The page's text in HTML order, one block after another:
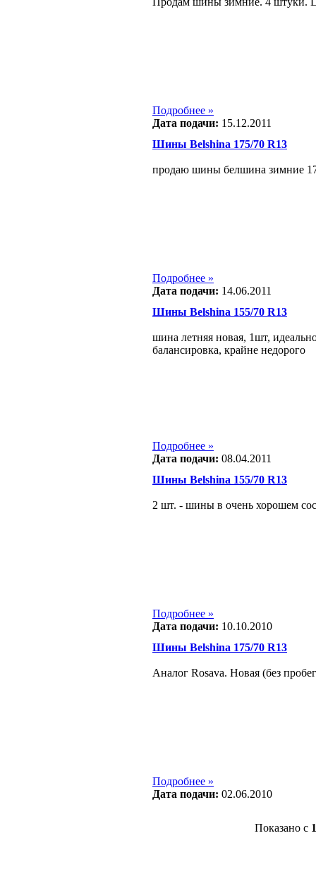
Подробнее »
Дата подачи: 15.12.2011
Шины Belshina 175/70 R13
продаю шины белшина зимние
Подробнее »
Дата подачи: 14.06.2011
Шины Belshina 155/70 R13
шина летняя новая, 1шт,
балансировка, крайне недорого
Подробнее »
Дата подачи: 08.04.2011
Шины Belshina 155/70 R13
2 шт. - шины в очень хорошем
Подробнее »
Дата подачи: 10.10.2010
Шины Belshina 175/70 R13
Аналог Rosava. Новая (без
Подробнее »
Дата подачи: 02.06.2010
Показано с 1